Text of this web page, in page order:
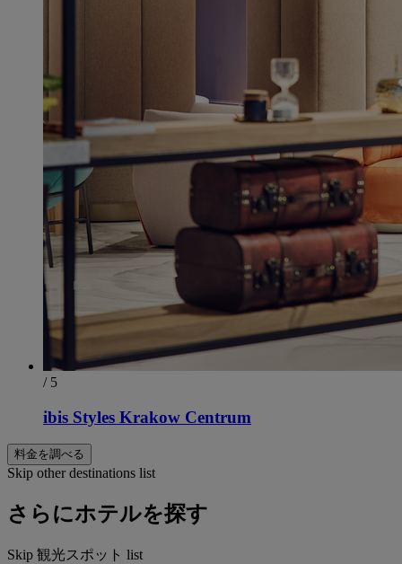
/ 5
ibis Styles Krakow Centrum
料金を調べる
Skip other destinations list
さらにホテルを探す
Skip 観光スポット list